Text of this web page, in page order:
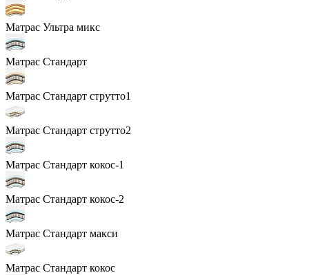
Матрас Ультра микс
Матрас Стандарт
Матрас Стандарт струтто1
Матрас Стандарт струтто2
Матрас Стандарт кокос-1
Матрас Стандарт кокос-2
Матрас Стандарт макси
Матрас Стандарт кокос